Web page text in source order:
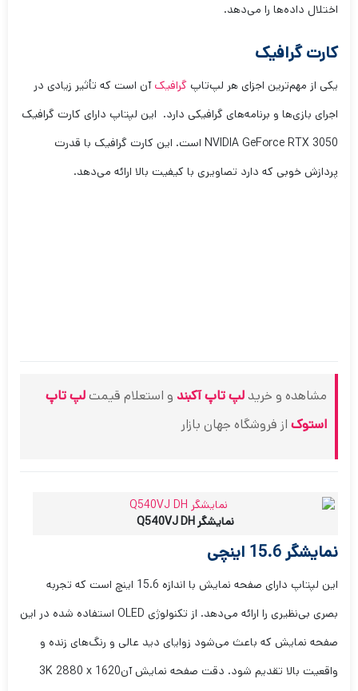
اختلال داده‌ها را می‌دهد.
کارت گرافیک
یکی از مهم‌ترین اجزای هر لپ‌تاپ گرافیک آن است که تأثیر زیادی در
اجرای بازی‌ها و برنامه‌های گرافیکی دارد. این لپتاپ دارای کارت گرافیک
NVIDIA GeForce RTX 3050 است. این کارت گرافیک با قدرت
پردازش خوبی که دارد تصاویری با کیفیت بالا ارائه می‌دهد.
مشاهده و خریدلپ تاپ آکبند و استعلام قیمتلپ تاپ
استوک از فروشگاه جهان بازار
نمایشگر Q540VJ DH
نمایشگر 15.6 اینچی
این لپتاپ دارای صفحه نمایش با اندازه 15.6 اینچ است که تجربه
بصری بی‌نظیری را ارائه می‌دهد. از تکنولوژی OLED استفاده شده در این
صفحه نمایش که باعث می‌شود زوایای دید عالی و رنگ‌های زنده و